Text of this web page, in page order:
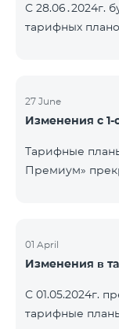
С 28.06․2024г.
тарифных
ГБ вместо
останется
активации
тарифного
27 June
Изменения с 1-
Тарифные
Премиум»
01 April
Изменения в
С 01.05.2024г.
тарифные